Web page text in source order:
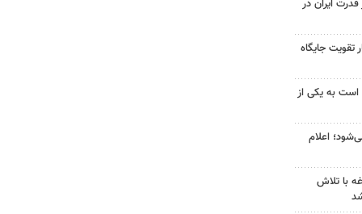
ایران در
تقویت جایگاه
است به یکی از
اعلام
با تلاش